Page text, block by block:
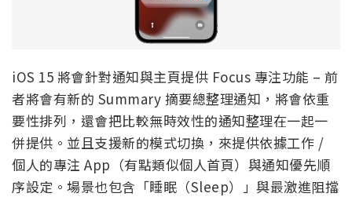
iOS 15 將會針對通知與主頁提供 Focus 專注功能 – 前
者將會有新的 Summary 摘要總整理通知，將會依重
要性排列，還會把比較無時效性的通知整理在一起一
併提供。並且支援新的模式切換，來提供依據工作 /
個人的專注 App（有點類似個人首頁）與通知優先順
序設定。場景也包含「睡眠（Sleep）」與最激進阻擋